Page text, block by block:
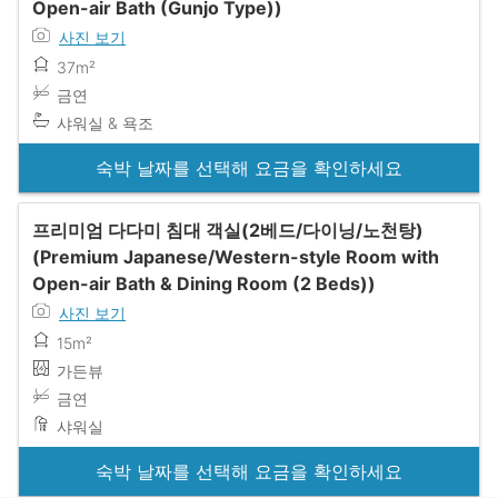
Open-air Bath (Gunjo Type))
사진 보기
37m²
금연
샤워실 & 욕조
숙박 날짜를 선택해 요금을 확인하세요
프리미엄 다다미 침대 객실(2베드/다이닝/노천탕)
(Premium Japanese/Western-style Room with
Open-air Bath & Dining Room (2 Beds))
사진 보기
15m²
가든뷰
금연
샤워실
숙박 날짜를 선택해 요금을 확인하세요